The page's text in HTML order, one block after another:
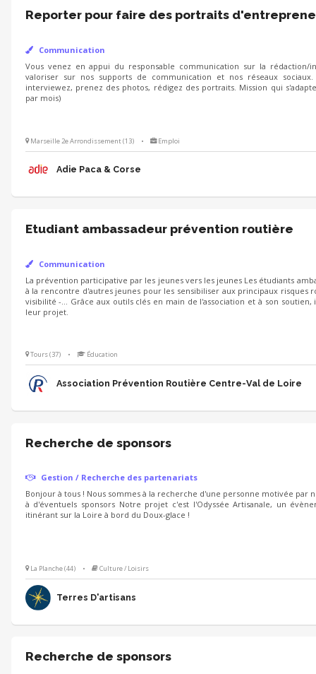
Reporter pour faire des portraits
Communication
Vous venez en appui du responsable communication sur la
valoriser sur nos supports de communication et nos réseaux
interviewez, prenez des photos, rédigez des portraits. Mission qui
par mois)
Marseille 2e Arrondissement (13) • Emploi
Adie Paca & Corse
Etudiant ambassadeur prévention routière
Communication
La prévention participative par les jeunes vers les jeunes Les étudiants
à la rencontre d'autres jeunes pour les sensibiliser aux principaux
visibilité -... Grâce aux outils clés en main de l'association et à son
leur projet.
Tours (37) • Éducation
Association Prévention Routière Centre-Val de Loire
Recherche de sponsors
Gestion / Recherche des partenariats
Bonjour à tous ! Nous sommes à la recherche d'une personne motivée
à d'éventuels sponsors Notre projet c'est l'Odyssée Artisanale, un
itinérant sur la Loire à bord du Doux-glace !
La Planche (44) • Culture / Loisirs
Terres D'artisans
Recherche de sponsors